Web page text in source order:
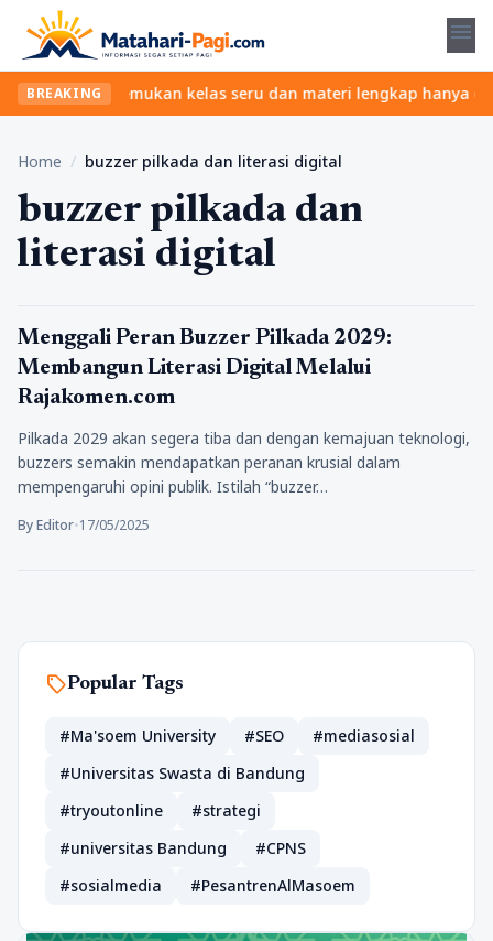
menu
BREAKING
ribet? Temukan kelas seru dan materi lengkap hanya di
Home / buzzer pilkada dan literasi digital
buzzer pilkada dan
literasi digital
Tips
Menggali Peran Buzzer Pilkada 2029:
Membangun Literasi Digital Melalui
Rajakomen.com
Pilkada 2029 akan segera tiba dan dengan kemajuan teknologi,
buzzers semakin mendapatkan peranan krusial dalam
mempengaruhi opini publik. Istilah “buzzer…
By Editor•17/05/2025
sellPopular Tags
#Ma'soem University #SEO
#mediasosial
#Universitas Swasta di Bandung
#tryoutonline
#strategi
#universitas Bandung
#CPNS
#sosialmedia
#PesantrenAlMasoem